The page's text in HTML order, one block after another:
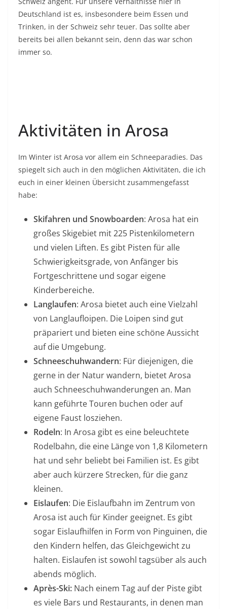
Deutschland ist es, insbesondere beim Essen und
Trinken, in der Schweiz sehr teuer. Das sollte aber
bereits bei allen bekannt sein, denn das war schon
immer so.
Aktivitäten in Arosa
Im Winter ist Arosa vor allem ein Schneeparadies. Das
spiegelt sich auch in den möglichen Aktivitäten, die ich
euch in einer kleinen Übersicht zusammengefasst
habe:
Skifahren und Snowboarden: Arosa hat ein
großes Skigebiet mit 225 Pistenkilometern
und vielen Liften. Es gibt Pisten für alle
Schwierigkeitsgrade, von Anfänger bis
Fortgeschrittene und sogar eigene
Kinderbereiche.
Langlaufen: Arosa bietet auch eine Vielzahl
von Langlaufloipen. Die Loipen sind gut
präpariert und bieten eine schöne Aussicht
auf die Umgebung.
Schneeschuhwandern: Für diejenigen, die
gerne in der Natur wandern, bietet Arosa
auch Schneeschuhwanderungen an. Man
kann geführte Touren buchen oder auf
eigene Faust losziehen.
Rodeln: In Arosa gibt es eine beleuchtete
Rodelbahn, die eine Länge von 1,8 Kilometern
hat und sehr beliebt bei Familien ist. Es gibt
aber auch kürzere Strecken, für die ganz
kleinen.
Eislaufen: Die Eislaufbahn im Zentrum von
Arosa ist auch für Kinder geeignet. Es gibt
sogar Eislaufhilfen in Form von Pinguinen, die
den Kindern helfen, das Gleichgewicht zu
halten. Eislaufen ist sowohl tagsüber als auch
abends möglich.
Après-Ski: Nach einem Tag auf der Piste gibt
es viele Bars und Restaurants, in denen man